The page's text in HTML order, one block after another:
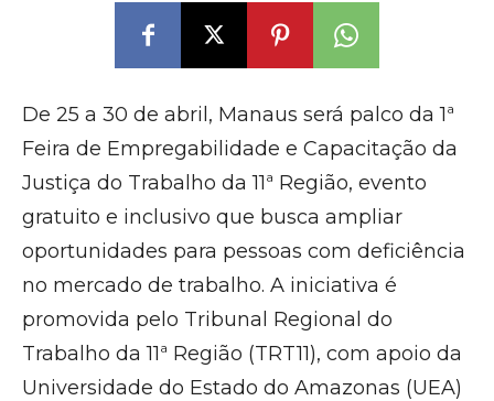
De 25 a 30 de abril, Manaus será palco da 1ª
Feira de Empregabilidade e Capacitação da
Justiça do Trabalho da 11ª Região, evento
gratuito e inclusivo que busca ampliar
oportunidades para pessoas com deficiência
no mercado de trabalho. A iniciativa é
promovida pelo Tribunal Regional do
Trabalho da 11ª Região (TRT11), com apoio da
Universidade do Estado do Amazonas (UEA)